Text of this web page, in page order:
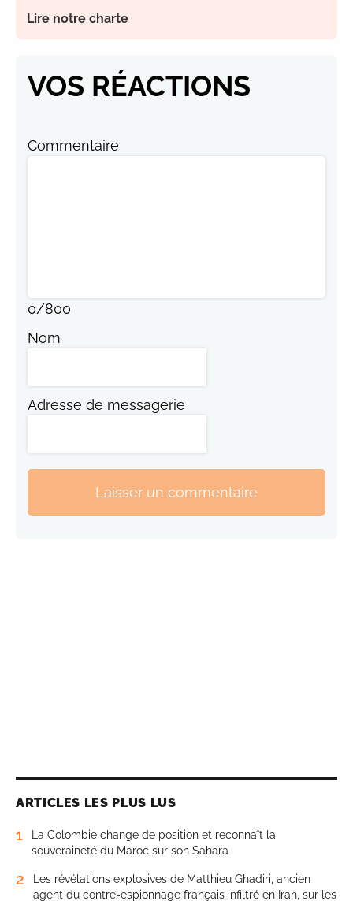
Lire notre charte
VOS RÉACTIONS
Commentaire
0/800
Nom
Adresse de messagerie
Laisser un commentaire
ARTICLES LES PLUS LUS
1
La Colombie change de position et reconnaît la
souveraineté du Maroc sur son Sahara
2
Les révélations explosives de Matthieu Ghadiri, ancien
agent du contre-espionnage français infiltré en Iran, sur les